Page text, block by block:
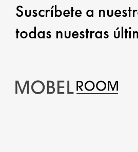
Suscríbete a
todas nuestras